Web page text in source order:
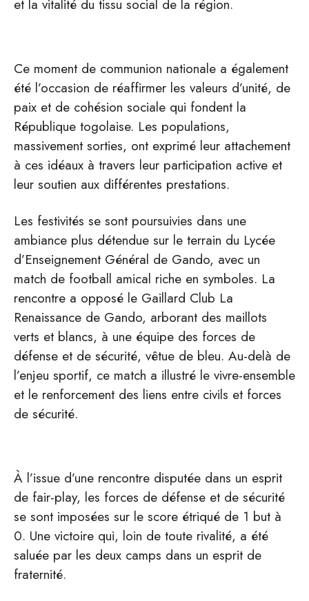
et la vitalité du tissu social de la région.
Ce moment de communion nationale a également
été l’occasion de réaffirmer les valeurs d’unité, de
paix et de cohésion sociale qui fondent la
République togolaise. Les populations,
massivement sorties, ont exprimé leur attachement
à ces idéaux à travers leur participation active et
leur soutien aux différentes prestations.
Les festivités se sont poursuivies dans une
ambiance plus détendue sur le terrain du Lycée
d’Enseignement Général de Gando, avec un
match de football amical riche en symboles. La
rencontre a opposé le Gaillard Club La
Renaissance de Gando, arborant des maillots
verts et blancs, à une équipe des forces de
défense et de sécurité, vêtue de bleu. Au-delà de
l’enjeu sportif, ce match a illustré le vivre-ensemble
et le renforcement des liens entre civils et forces
de sécurité.
À l’issue d’une rencontre disputée dans un esprit
de fair-play, les forces de défense et de sécurité
se sont imposées sur le score étriqué de 1 but à
0. Une victoire qui, loin de toute rivalité, a été
saluée par les deux camps dans un esprit de
fraternité.